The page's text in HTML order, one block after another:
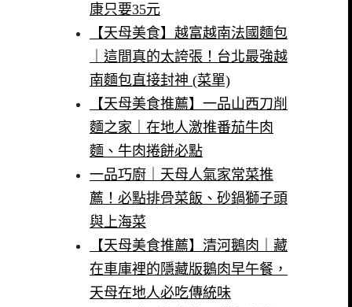
康只要35元
【天母美食】越富越南法國麵包
｜這間真的太誇張！台北最強越
南麵包直接封神 (菜單)
【天母美食推薦】一品山西刀削
麵之家｜在地人激推番茄牛肉
麵、牛肉捲餅必點
一品巧廚｜天母人氣家常菜推
薦！必點排骨菜飯、砂鍋獅子頭
與上海菜
【天母美食推薦】清河鵝肉｜藏
在車庫裡的隱藏版鵝肉早午餐，
天母在地人必吃傳統味